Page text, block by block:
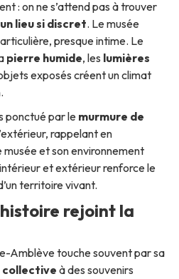
: on ne s’attend pas à trouver
lieu si discret. Le musée
presque intime. Le
pierre humide, les lumières
exposés créent un climat
ponctué par le murmure de
rappelant en
et son environnement
et extérieur renforce le
territoire vivant.
rejoint la
Amblève touche souvent par sa
à des souvenirs